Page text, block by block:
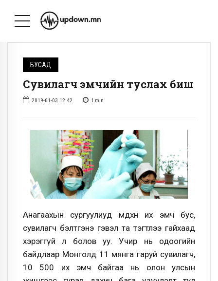
БУСАД
Сувилагч эмчийн туслах биш
2019-01-03 12:42 1 min
Анагаахын сургуулиуд мөдхөн их эмч бус,
сувилагч бэлтгэнэ гэвэл та тэгтлээ гайхаад
хэрэггүй л болов уу. Учир нь одоогийн
байдлаар Монголд 11 мянга гаруй сувилагч,
10 500 их эмч байгаа нь олон улсын